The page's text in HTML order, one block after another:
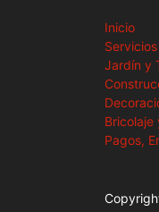
Inicio
Servicios
Jardín y
Bricolaje
Pagos,